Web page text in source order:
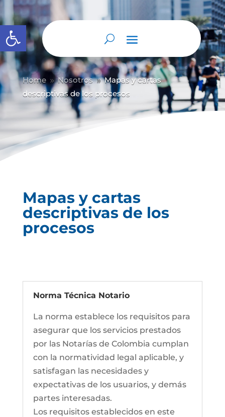
Abrir barra de herramientas
Home 9 Nosotros 9 Mapas y cartas
descriptivas de los procesos
Mapas y cartas
descriptivas de los
procesos
Norma Técnica Notario
La norma establece los requisitos para
asegurar que los servicios prestados
por las Notarías de Colombia cumplan
con la normatividad legal aplicable, y
satisfagan las necesidades y
expectativas de los usuarios, y demás
partes interesadas.
Los requisitos establecidos en este